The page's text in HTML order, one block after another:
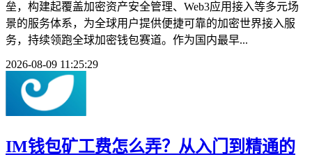
垒，构建起覆盖加密资产安全管理、Web3应用接入等多元场
景的服务体系，为全球用户提供便捷可靠的加密世界接入服
务，持续领跑全球加密钱包赛道。作为国内最早...
2026-08-09 11:25:29
IM钱包矿工费怎么弄？从入门到精通的